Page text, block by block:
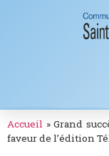
Accueil »Grand
faveur de l’édition